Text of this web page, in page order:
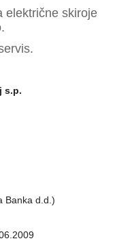
električne skiroje
s.p.
Banka d.d.)